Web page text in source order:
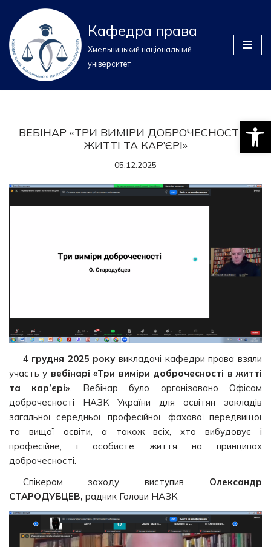
Перейти
до
вмісту
Кафедра права
Хмельницький національний
університет
ВЕБІНАР «ТРИ ВИМІРИ ДОБРОЧЕСНОСТІ В
ЖИТТІ ТА КАР’ЄРІ»
05.12.2025
4 грудня 2025 року викладачі кафедри права взяли
участь у вебінарі «Три виміри доброчесності в житті
та кар’єрі». Вебінар було організовано Офісом
доброчесності НАЗК України для освітян закладів
загальної середньої, професійної, фахової передвищої
та вищої освіти, а також всіх, хто вибудовує і
професійне, і особисте життя на принципах
доброчесності.
Спікером заходу виступив Олександр
СТАРОДУБЦЕВ, радник Голови НАЗК.